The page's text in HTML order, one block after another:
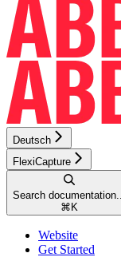
Deutsch
FlexiCapture
Search documentation...
⌘ K
Website
Get Started